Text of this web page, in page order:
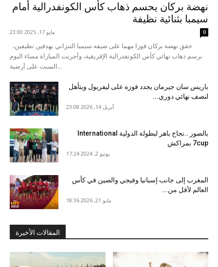
نهضة بركان يحسم ذهاب كأس الكونفدرالية أمام
سيمبا بثنائية نظيفة
مايو 17, 2025 23:00 0
برسم ذهاب نهائي كأس الكونفدرالية الإفريقية، وأجريت المباراة مساء اليوم
السبت على أرضية...
باريس سان جيرمان يجدد فوزه على ليفربول ويتأهل
لنصف نهائي دوري...
أبريل 14, 2026 23:08
بالصور ..نجاح باهر لبطولة الدولية International
7cup بمراكش
يونيو 2, 2024 17:24
المغرب إلى جانب إسبانيا وفيجي والصين في كأس
العالم لأقل من...
مايو 21, 2026 18:36
المقالات الأخيرة